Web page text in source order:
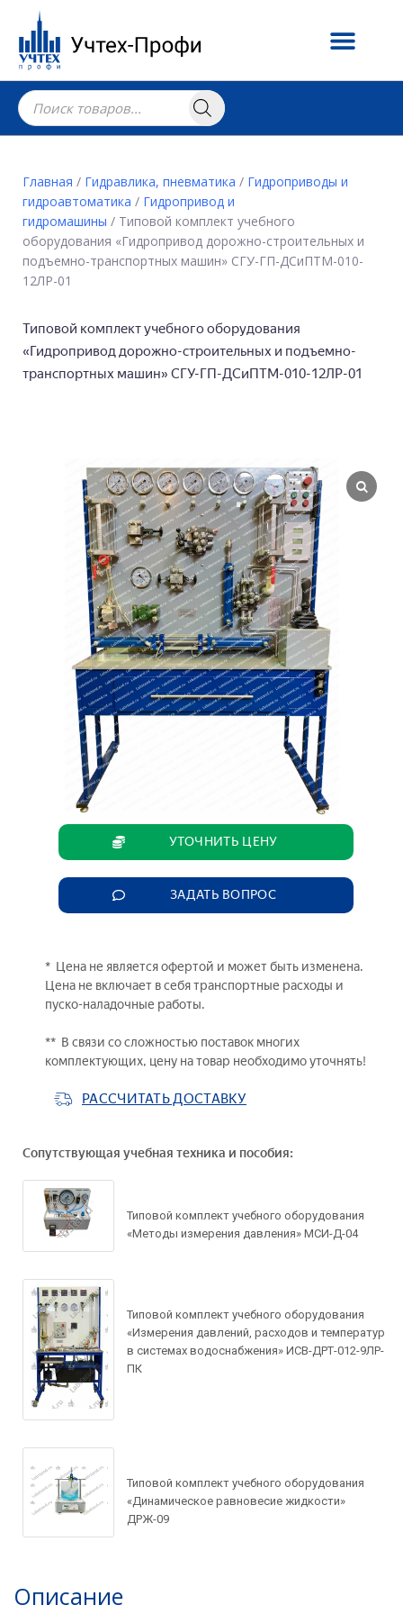
Главная / Гидравлика, пневматика / Гидроприводы и
гидроавтоматика / Гидропривод и
гидромашины / Типовой комплект учебного
оборудования «Гидропривод дорожно-строительных и
подъемно-транспортных машин» СГУ-ГП-ДСиПТМ-010-
12ЛР-01
Типовой комплект учебного оборудования
«Гидропривод дорожно-строительных и подъемно-
транспортных машин» СГУ-ГП-ДСиПТМ-010-12ЛР-01
УТОЧНИТЬ ЦЕНУ
ЗАДАТЬ ВОПРОС
* Цена не является офертой и может быть изменена.
Цена не включает в себя транспортные расходы и
пуско-наладочные работы.
** В связи со сложностью поставок многих
комплектующих, цену на товар необходимо уточнять!
РАССЧИТАТЬ ДОСТАВКУ
Сопутствующая учебная техника и пособия:
Типовой комплект учебного оборудования
«Методы измерения давления» МСИ-Д-04
Типовой комплект учебного оборудования
«Измерения давлений, расходов и температур
в системах водоснабжения» ИСВ-ДРТ-012-9ЛР-
ПК
Типовой комплект учебного оборудования
«Динамическое равновесие жидкости»
ДРЖ-09
Описание
Запросить цену
Задать вопрос по
товару
Ваше имя*